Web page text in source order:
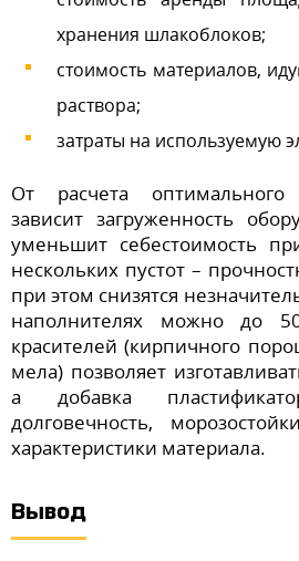
хранения шлакоблоков;
стоимость материалов,
раствора;
затраты на используемую
От расчета
зависит загруженность
уменьшит себестоимость
нескольких пустот –
при этом снизятся
наполнителях можно до
красителей (кирпичного
мела) позволяет
а добавка
долговечность,
характеристики материала.
Вывод